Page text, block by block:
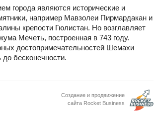
города являются исторические и
например Мавзолеи Пирмардакан и
крепости Гюлистан. Но возглавляет
Мечеть, построенная в 743 году.
достопримечательностей Шемахи
бесконечности.
Создание и продвижение
сайта Rocket Business